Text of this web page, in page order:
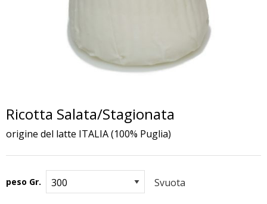
Ricotta Salata/Stagionata
origine del latte ITALIA (100% Puglia)
peso Gr. Svuota